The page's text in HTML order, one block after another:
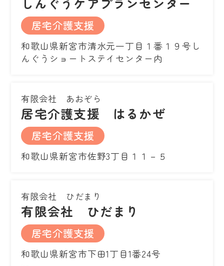
居宅介護支援
和歌山県新宮市清水元一丁目１番１９号し
んぐうショートステイセンター内
有限会社 あおぞら
居宅介護支援 はるかぜ
居宅介護支援
和歌山県新宮市佐野3丁目１１－５
有限会社 ひだまり
有限会社 ひだまり
居宅介護支援
和歌山県新宮市下田1丁目1番24号